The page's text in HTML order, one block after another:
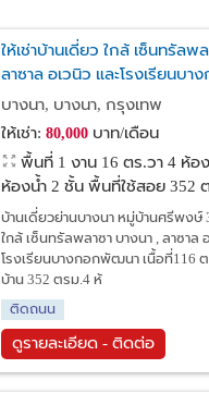
ให้เช่าบ้านเดี่ยว ใกล้ เซ็นทรัลพ
ลาซาล อเวนิว และโรงเรียนบ
ย่านบางนา หมู่บ้านศรีพงษ์ 3 ซอ
บางนา, บางนา, กรุงเทพ
ให้เช่า: 80,000บาท/เดือน
พื้นที่ 1 งาน 16 ตร.วา 4 ห้อ
ห้องน้ำ 2 ชั้น พื้นที่ใช้สอย 352
บ้านเดี่ยวย่านบางนา หมู่บ้านศรีพงษ์
ใกล้ เซ็นทรัลพลาซา บางนา , ลาซาล
โรงเรียนบางกอกพัฒนา เนื้อที่116
บ้าน 352 ตรม.4 ห้
ติดถนน
ดูรายละเอียด - ติดต่อ